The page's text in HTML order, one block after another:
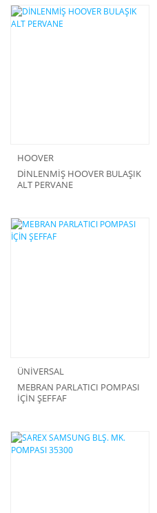
HOOVER
DİNLENMİŞ HOOVER BULAŞIK
ALT PERVANE
ÜNİVERSAL
MEBRAN PARLATICI POMPASI
İÇİN ŞEFFAF